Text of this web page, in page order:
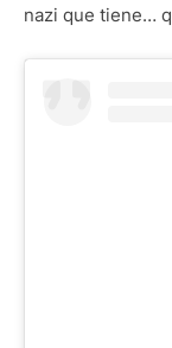
nazi que tiene…